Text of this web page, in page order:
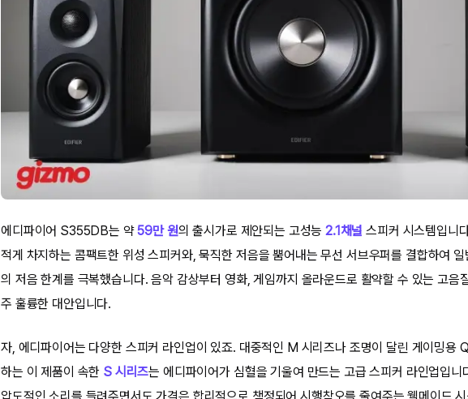
에디파이어 S355DB는 약59만 원의 출시가로 제안되는 고성능2.1채널 스피커 시스템입니
적게 차지하는 콤팩트한 위성 스피커와, 묵직한 저음을 뿜어내는 무선 서브우퍼를 결합하여
의 저음 한계를 극복했습니다. 음악 감상부터 영화, 게임까지 올라운드로 활약할 수 있는 고음
주 훌륭한 대안입니다.
자, 에디파이어는 다양한 스피커 라인업이 있죠. 대중적인 M 시리즈나 조명이 달린 게이밍용
하는 이 제품이 속한 S 시리즈는 에디파이어가 심혈을 기울여 만드는 고급 스피커 라인업입